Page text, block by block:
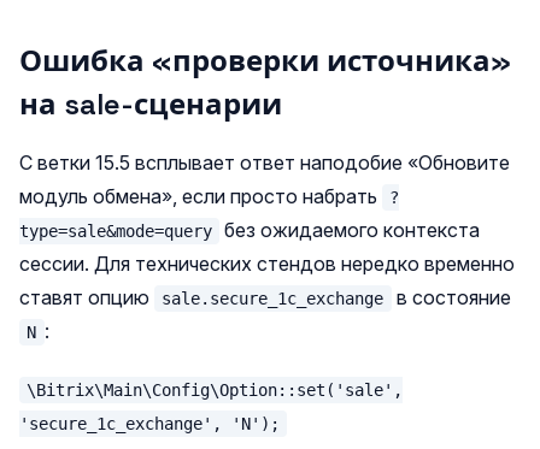
Ошибка «проверки источника»
на sale-сценарии
С ветки 15.5 всплывает ответ наподобие «Обновите
модуль обмена», если просто набрать
?
type=sale&mode=query
без ожидаемого контекста
сессии. Для технических стендов нередко временно
ставят опцию
sale.secure_1c_exchange в состояние
N :
\Bitrix\Main\Config\Option::set('sale',
'secure_1c_exchange', 'N');